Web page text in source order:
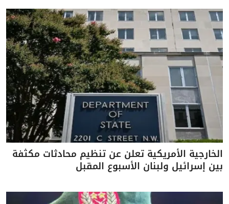
الخارجية الأمريكية تعلن عن تنظيم محادثات مكثفة
بين إسرائيل ولبنان الأسبوع المقبل